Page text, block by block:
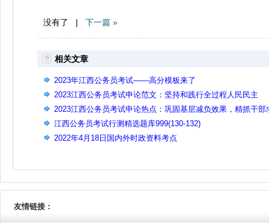
没有了 | 下一篇 »
相关文章
2023年江西公务员考试——高分模板来了
2023江西公务员考试申论范文：坚持和践行全过程人民民主
2023江西公务员考试申论热点：巩固基层减负效果，精抓干部
真务实
江西公务员考试行测精选题库999(130-132)
2022年4月18日国内外时政资料考点
友情链接：